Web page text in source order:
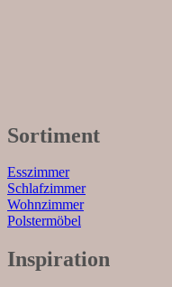
Sortiment
Esszimmer
Schlafzimmer
Wohnzimmer
Polstermöbel
Inspiration